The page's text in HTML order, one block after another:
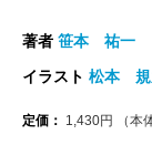
著者 笹本 祐一
イラスト 松本 規
定価： 1,430円 （本